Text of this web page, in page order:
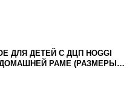
ДЛЯ ДЕТЕЙ С ДЦП HOGGI
ДОМАШНЕЙ РАМЕ (РАЗМЕРЫ: